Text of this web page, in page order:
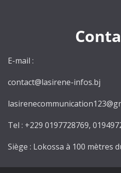
E-mail :
contact@lasirene-infos.bj
Tel : +229 0197728769,
Siège : Lokossa à 100 mètres